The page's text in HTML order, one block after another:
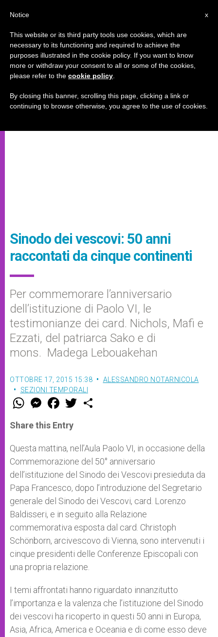
Sinodo dei vescovi: 50 anni
raccontati da cinque continenti
Per commemorare l’anniversario
dell’istituzione di Paolo VI, le
testimonianze dei card. Nichols, Mafi e
Ezzati, del patriarca Sako e di
mons. Madega Lebouakehan
OTTOBRE 17, 2015 15:38
ALESSANDRO NOTARNICOLA
SEZIONI TEMPORALI
W
t
s
p
p
M
e
s
e
g
e
r
F
a
e
b
o
k
w
r
Share this Entry
Questa mattina, nell’Aula Paolo VI, in occasione della
Commemorazione del 50° anniversario
dell’istituzione del Sinodo dei Vescovi presieduta da
Papa Francesco, dopo l’introduzione del Segretario
generale del Sinodo dei Vescovi, card. Lorenzo
Baldisseri, e in seguito alla Relazione
commemorativa esposta dal card. Christoph
Schönborn, arcivescovo di Vienna, sono intervenuti i
cinque presidenti delle Conferenze Episcopali con
una propria relazione.
I temi affrontati hanno riguardato innanzitutto
l’importanza e la valenza che l’istituzione del Sinodo
dei vescovi ha ricoperto in questi 50 anni in Europa,
Asia, Africa, America e Oceania e di come esso deve
x
Notice
This website or its third party tools use cookies, which are
necessary to its functioning and required to achieve the
purposes illustrated in the cookie policy. If you want to know
more or withdraw your consent to all or some of the cookies,
please refer to the cookie policy
By closing this banner, scrolling this page, clicking a link or
continuing to browse otherwise, you agree to the use of cookies.